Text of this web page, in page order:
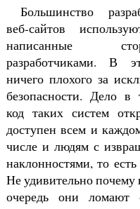
Большинство
веб-сайтов
написанные
разработчиками. В
ничего плохого за
безопасности. Дело в
код таких систем
доступен всем и
числе и людям с
наклонностями, то
Не удивительно почему
очередь они ломают